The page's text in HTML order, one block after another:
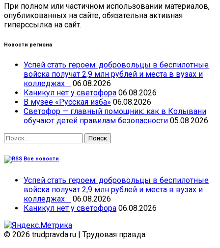
При полном или частичном использовании материалов,
опубликованных на сайте, обязательна активная
гиперссылка на сайт.
Новости региона
Успей стать героем: добровольцы в беспилотные
войска получат 2,9 млн рублей и места в вузах и
колледжах
06.08.2026
Каникул нет у светофора 06.08.2026
В музее «Русская изба» 06.08.2026
Светофор — главный помощник: как в Колывани
обучают детей правилам безопасности 05.08.2026
Найти:
Все новости
Успей стать героем: добровольцы в беспилотные
войска получат 2,9 млн рублей и места в вузах и
колледжах
06.08.2026
Каникул нет у светофора 06.08.2026
© 2026 trudpravda.ru | Трудовая правда